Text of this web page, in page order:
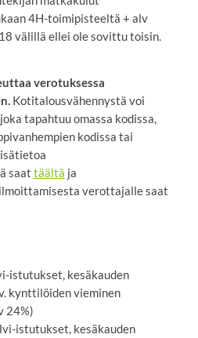
4H-toimipisteeltä + alv
välillä ellei ole sovittu toisin.
verotuksessa
Kotitalousvähennystä voi
tapahtuu omassa kodissa,
kodissa tai
saat täältä ja
verottajalle saat
istutukset, kesäkauden
kynttilöiden vieminen
24%)
istutukset, kesäkauden